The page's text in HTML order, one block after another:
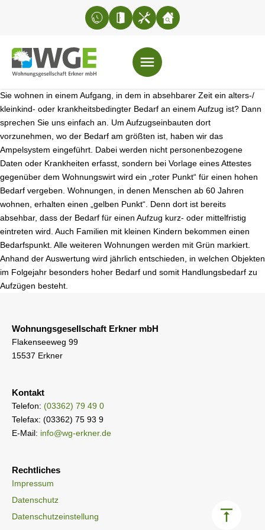
Sie wohnen in einem Aufgang, in dem in absehbarer Zeit ein alters-/
kleinkind- oder krankheitsbedingter Bedarf an einem Aufzug ist? Dann
sprechen Sie uns einfach an. Um Aufzugseinbauten dort
vorzunehmen, wo der Bedarf am größten ist, haben wir das
Ampelsystem eingeführt. Dabei werden nicht personenbezogene
Daten oder Krankheiten erfasst, sondern bei Vorlage eines Attestes
gegenüber dem Wohnungswirt wird ein „roter Punkt“ für einen hohen
Bedarf vergeben. Wohnungen, in denen Menschen ab 60 Jahren
wohnen, erhalten einen „gelben Punkt“. Denn dort ist bereits
absehbar, dass der Bedarf für einen Aufzug kurz- oder mittel­fristig
eintreten wird. Auch Familien mit kleinen Kindern bekommen einen
Bedarfspunkt. Alle weiteren Wohnungen werden mit Grün markiert.
Anhand der Auswertung wird jährlich entschieden, in welchen Objekten
im Folgejahr besonders hoher Bedarf und somit Handlungsbedarf zu
Aufzügen besteht.
Wohnungsgesellschaft Erkner mbH
Flakenseeweg 99
15537 Erkner
Kontakt
Telefon: (03362) 79 49 0
Telefax: (03362) 75 93 9
E-Mail: info@wg-erkner.de
Rechtliches
Impressum
Datenschutz
Datenschutzeinstellung